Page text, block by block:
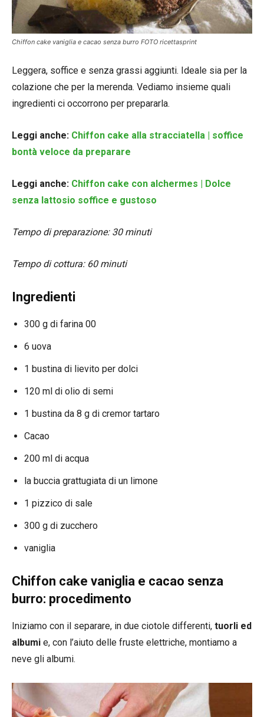
Chiffon cake vaniglia e cacao senza burro FOTO ricettasprint
Leggera, soffice e senza grassi aggiunti. Ideale sia per la
colazione che per la merenda. Vediamo insieme quali
ingredienti ci occorrono per prepararla.
Leggi anche: Chiffon cake alla stracciatella | soffice
bontà veloce da preparare
Leggi anche: Chiffon cake con alchermes | Dolce
senza lattosio soffice e gustoso
Tempo di preparazione: 30 minuti
Tempo di cottura: 60 minuti
Ingredienti
300 g di farina 00
6 uova
1 bustina di lievito per dolci
120 ml di olio di semi
1 bustina da 8 g di cremor tartaro
Cacao
200 ml di acqua
la buccia grattugiata di un limone
1 pizzico di sale
300 g di zucchero
vaniglia
Chiffon cake vaniglia e cacao senza
burro: procedimento
Iniziamo con il separare, in due ciotole differenti, tuorli ed
albumi e, con l’aiuto delle fruste elettriche, montiamo a
neve gli albumi.